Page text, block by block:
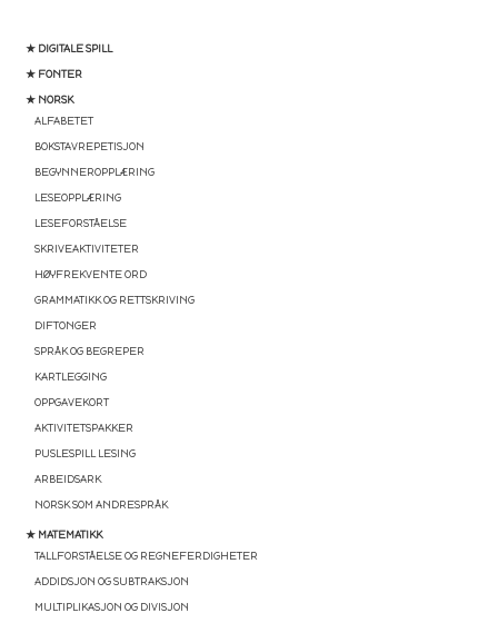
★ DIGITALE SPILL
★ FONTER
★ NORSK
ALFABETET
BOKSTAVREPETISJON
BEGYNNEROPPLÆRING
LESEOPPLÆRING
LESEFORSTÅELSE
SKRIVEAKTIVITETER
HØYFREKVENTE ORD
GRAMMATIKK OG RETTSKRIVING
DIFTONGER
SPRÅK OG BEGREPER
KARTLEGGING
OPPGAVEKORT
AKTIVITETSPAKKER
PUSLESPILL LESING
ARBEIDSARK
NORSK SOM ANDRESPRÅK
★ MATEMATIKK
TALLFORSTÅELSE OG REGNEFERDIGHETER
ADDIDSJON OG SUBTRAKSJON
MULTIPLIKASJON OG DIVISJON